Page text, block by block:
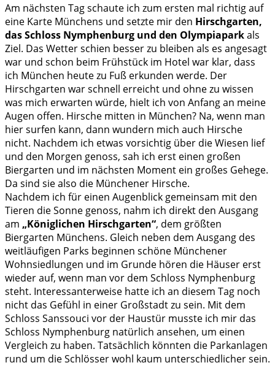
Am nächsten Tag schaute ich zum ersten mal richtig auf
eine Karte Münchens und setzte mir den Hirschgarten,
das Schloss Nymphenburg und den Olympiaparkals
Ziel. Das Wetter schien besser zu bleiben als es angesagt
war und schon beim Frühstück im Hotel war klar, dass
ich München heute zu Fuß erkunden werde. Der
Hirschgarten war schnell erreicht und ohne zu wissen
was mich erwarten würde, hielt ich von Anfang an meine
Augen offen. Hirsche mitten in München? Na, wenn man
hier surfen kann, dann wundern mich auch Hirsche
nicht. Nachdem ich etwas vorsichtig über die Wiesen lief
und den Morgen genoss, sah ich erst einen großen
Biergarten und im nächsten Moment ein großes Gehege.
Da sind sie also die Münchener Hirsche.
Nachdem ich für einen Augenblick gemeinsam mit den
Tieren die Sonne genoss, nahm ich direkt den Ausgang
am „Königlichen Hirschgarten“, dem größten
Biergarten Münchens. Gleich neben dem Ausgang des
weitläufigen Parks beginnen schöne Münchener
Wohnsiedlungen und im Grunde hören die Häuser erst
wieder auf, wenn man vor dem Schloss Nymphenburg
steht. Interessanterweise hatte ich an diesem Tag noch
nicht das Gefühl in einer Großstadt zu sein. Mit dem
Schloss Sanssouci vor der Haustür musste ich mir das
Schloss Nymphenburg natürlich ansehen, um einen
Vergleich zu haben. Tatsächlich könnten die Parkanlagen
rund um die Schlösser wohl kaum unterschiedlicher sein.